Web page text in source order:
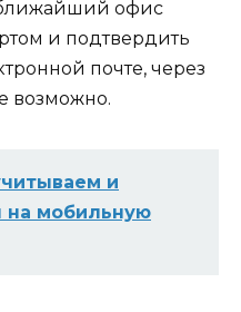
ближайший офис
и подтвердить
почте, через
возможно.
и
на мобильную